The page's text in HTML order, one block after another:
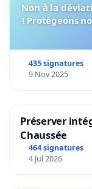
Non à la
! Protégeons
435 signatures
9 Nov 2025
Préserver
Chaussée
464 signatures
4 Jul 2026